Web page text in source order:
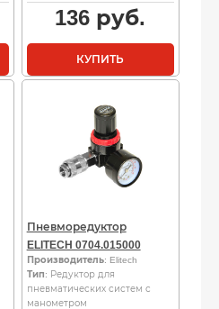
136 руб.
КУПИТЬ
Пневморедуктор
ELITECH 0704.015000
Производитель: Elitech
Тип: Редуктор для
пневматических систем с
манометром